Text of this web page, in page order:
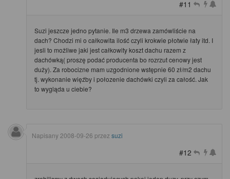
#11
Suzi jeszcze jedno pytanie. Ile m3 drzewa zamówliście na
dach? Chodzi mi o całkowita ilość czyli krokwie płotwie łaty itd. I
jesli to możliwe jaki jest całkowity koszt dachu razem z
dachówką( proszę podać producenta bo rozrzut cenowy jest
duży). Za robocizne mam uzgodnione wstępnie 60 zł/m2 dachu
tj. wykonanie więźby i połozenie dachówki czyli za całość. Jak
to wygląda u ciebie?
Napisany2008-09-26 przez suzi
#12